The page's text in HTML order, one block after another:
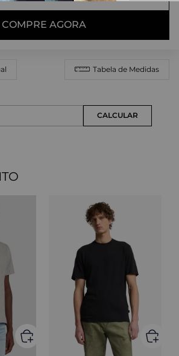
COMPRE AGORA
Tabela de Medidas